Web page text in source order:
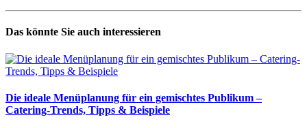
Das könnte Sie auch interessieren
Die ideale Menüplanung für ein gemischtes Publikum –
Catering-Trends, Tipps & Beispiele